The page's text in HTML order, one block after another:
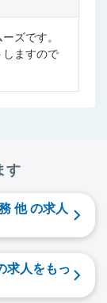
ズです。
しますので
す
他 の求人
求人をもっ